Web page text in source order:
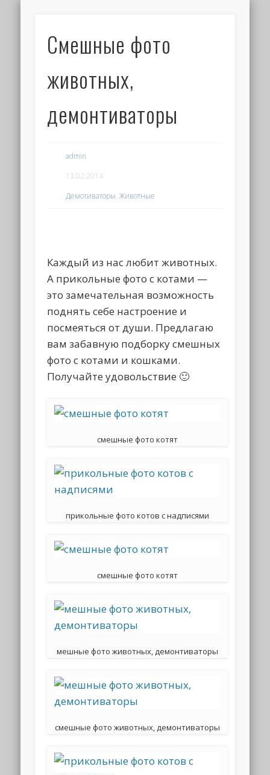
Смешные фото
животных,
демонтиваторы
admin
13.02.2014
Демотиваторы,Животные
Каждый из нас любит животных.
А прикольные фото с котами —
это замечательная возможность
поднять себе настроение и
посмеяться от души. Предлагаю
вам забавную подборку смешных
фото с котами и кошками.
Получайте удовольствие 🙂
смешные фото котят
прикольные фото котов с надписями
смешные фото котят
мешные фото животных, демонтиваторы
смешные фото животных, демонтиваторы